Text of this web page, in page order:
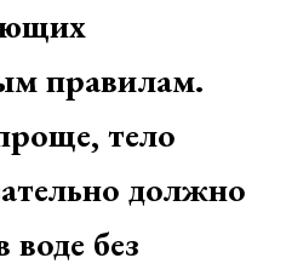
правилам.
тело
должно
воде без